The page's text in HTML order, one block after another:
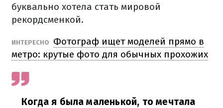
буквально хотела стать мировой
рекордсменкой.
ИНТЕРЕСНО
Фотограф ищет моделей прямо в
метро: крутые фото для обычных прохожих
Когда я была маленькой, то мечтала